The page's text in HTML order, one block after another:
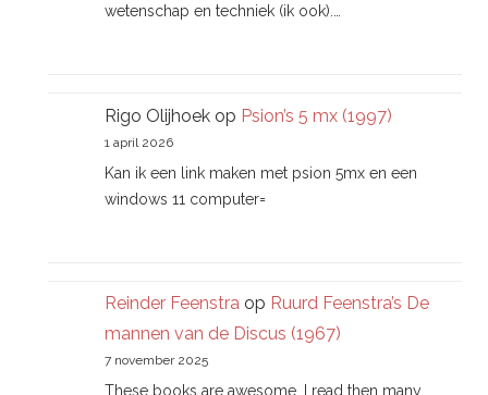
wetenschap en techniek (ik ook).…
Rigo Olijhoek op Psion’s 5 mx (1997)
1 april 2026
Kan ik een link maken met psion 5mx en een
windows 11 computer=
Reinder Feenstra op Ruurd Feenstra’s De
mannen van de Discus (1967)
7 november 2025
These books are awesome, I read then many